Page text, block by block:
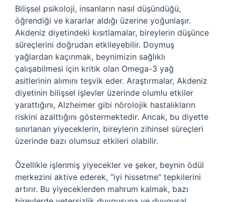
Bilişsel psikoloji, insanların nasıl düşündüğü,
öğrendiği ve kararlar aldığı üzerine yoğunlaşır.
Akdeniz diyetindeki kısıtlamalar, bireylerin düşünce
süreçlerini doğrudan etkileyebilir. Doymuş
yağlardan kaçınmak, beynimizin sağlıklı
çalışabilmesi için kritik olan Omega-3 yağ
asitlerinin alımını teşvik eder. Araştırmalar, Akdeniz
diyetinin bilişsel işlevler üzerinde olumlu etkiler
yarattığını, Alzheimer gibi nörolojik hastalıkların
riskini azalttığını göstermektedir. Ancak, bu diyette
sınırlanan yiyeceklerin, bireylerin zihinsel süreçleri
üzerinde bazı olumsuz etkileri olabilir.
Özellikle işlenmiş yiyecekler ve şeker, beynin ödül
merkezini aktive ederek, “iyi hissetme” tepkilerini
artırır. Bu yiyeceklerden mahrum kalmak, bazı